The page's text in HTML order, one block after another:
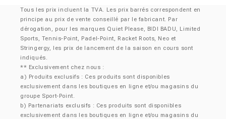
Tous les prix incluent la TVA. Les prix barrés correspondent en
principe au prix de vente conseillé par le fabricant. Par
dérogation, pour les marques Quiet Please, BIDI BADU, Limited
Sports, Tennis-Point, Padel-Point, Racket Roots, Neo et
Stringergy, les prix de lancement de la saison en cours sont
indiqués.
** Exclusivement chez nous :
a) Produits exclusifs : Ces produits sont disponibles
exclusivement dans les boutiques en ligne et/ou magasins du
groupe Sport-Point.
b) Partenariats exclusifs : Ces produits sont disponibles
exclusivement dans les boutiques en ligne et/ou magasins du